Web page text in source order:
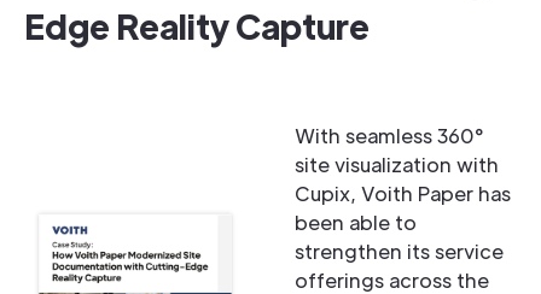
Edge Reality Capture
With seamless 360°
site visualization with
Cupix, Voith Paper has
been able to
strengthen its service
offerings across the